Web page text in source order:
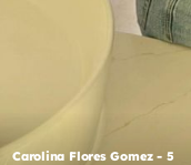
Carolina Flores Gomez - 5